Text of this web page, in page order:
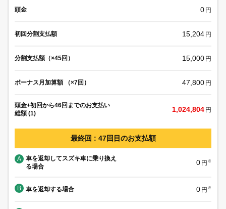
頭金 0 円
初回分割支払額 15,204 円
分割支払額（×45回） 15,000 円
ボーナス月加算額 （×7回） 47,800 円
頭金+初回から46回までのお支払い
総額 (1)
1,024,804 円
最終回 : 47回目のお支払額
A
車を返却してスズキ車に乗り換え
る場合
0 円 ※
B 車を返却する場合 0 円 ※